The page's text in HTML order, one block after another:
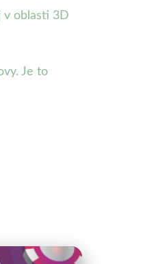
v oblasti 3D
Je to